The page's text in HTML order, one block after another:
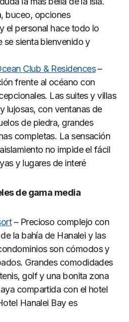
buceo, opciones
el personal hace todo lo
se sienta bienvenido y
Club & Residences–
frente al océano con
Las suites y villas
lujosas, con ventanas de
de piedra, grandes
completas. La sensación
no impide el fácil
y lugares de interé
de gama media
– Precioso complejo con
la bahía de Hanalei y las
son cómodos y
Grandes comodidades
golf y una bonita zona
compartida con el hotel
Hanalei Bay es